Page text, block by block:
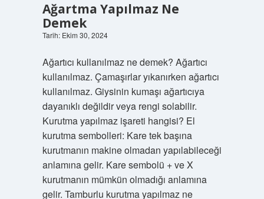
Ağartma Yapılmaz Ne
Demek
Tarih: Ekim 30, 2024
Ağartıcı kullanılmaz ne demek? Ağartıcı
kullanılmaz. Çamaşırlar yıkanırken ağartıcı
kullanılmaz. Giysinin kumaşı ağartıcıya
dayanıklı değildir veya rengi solabilir.
Kurutma yapılmaz işareti hangisi? El
kurutma sembolleri: Kare tek başına
kurutmanın makine olmadan yapılabileceği
anlamına gelir. Kare sembolü + ve X
kurutmanın mümkün olmadığı anlamına
gelir. Tamburlu kurutma yapılmaz ne